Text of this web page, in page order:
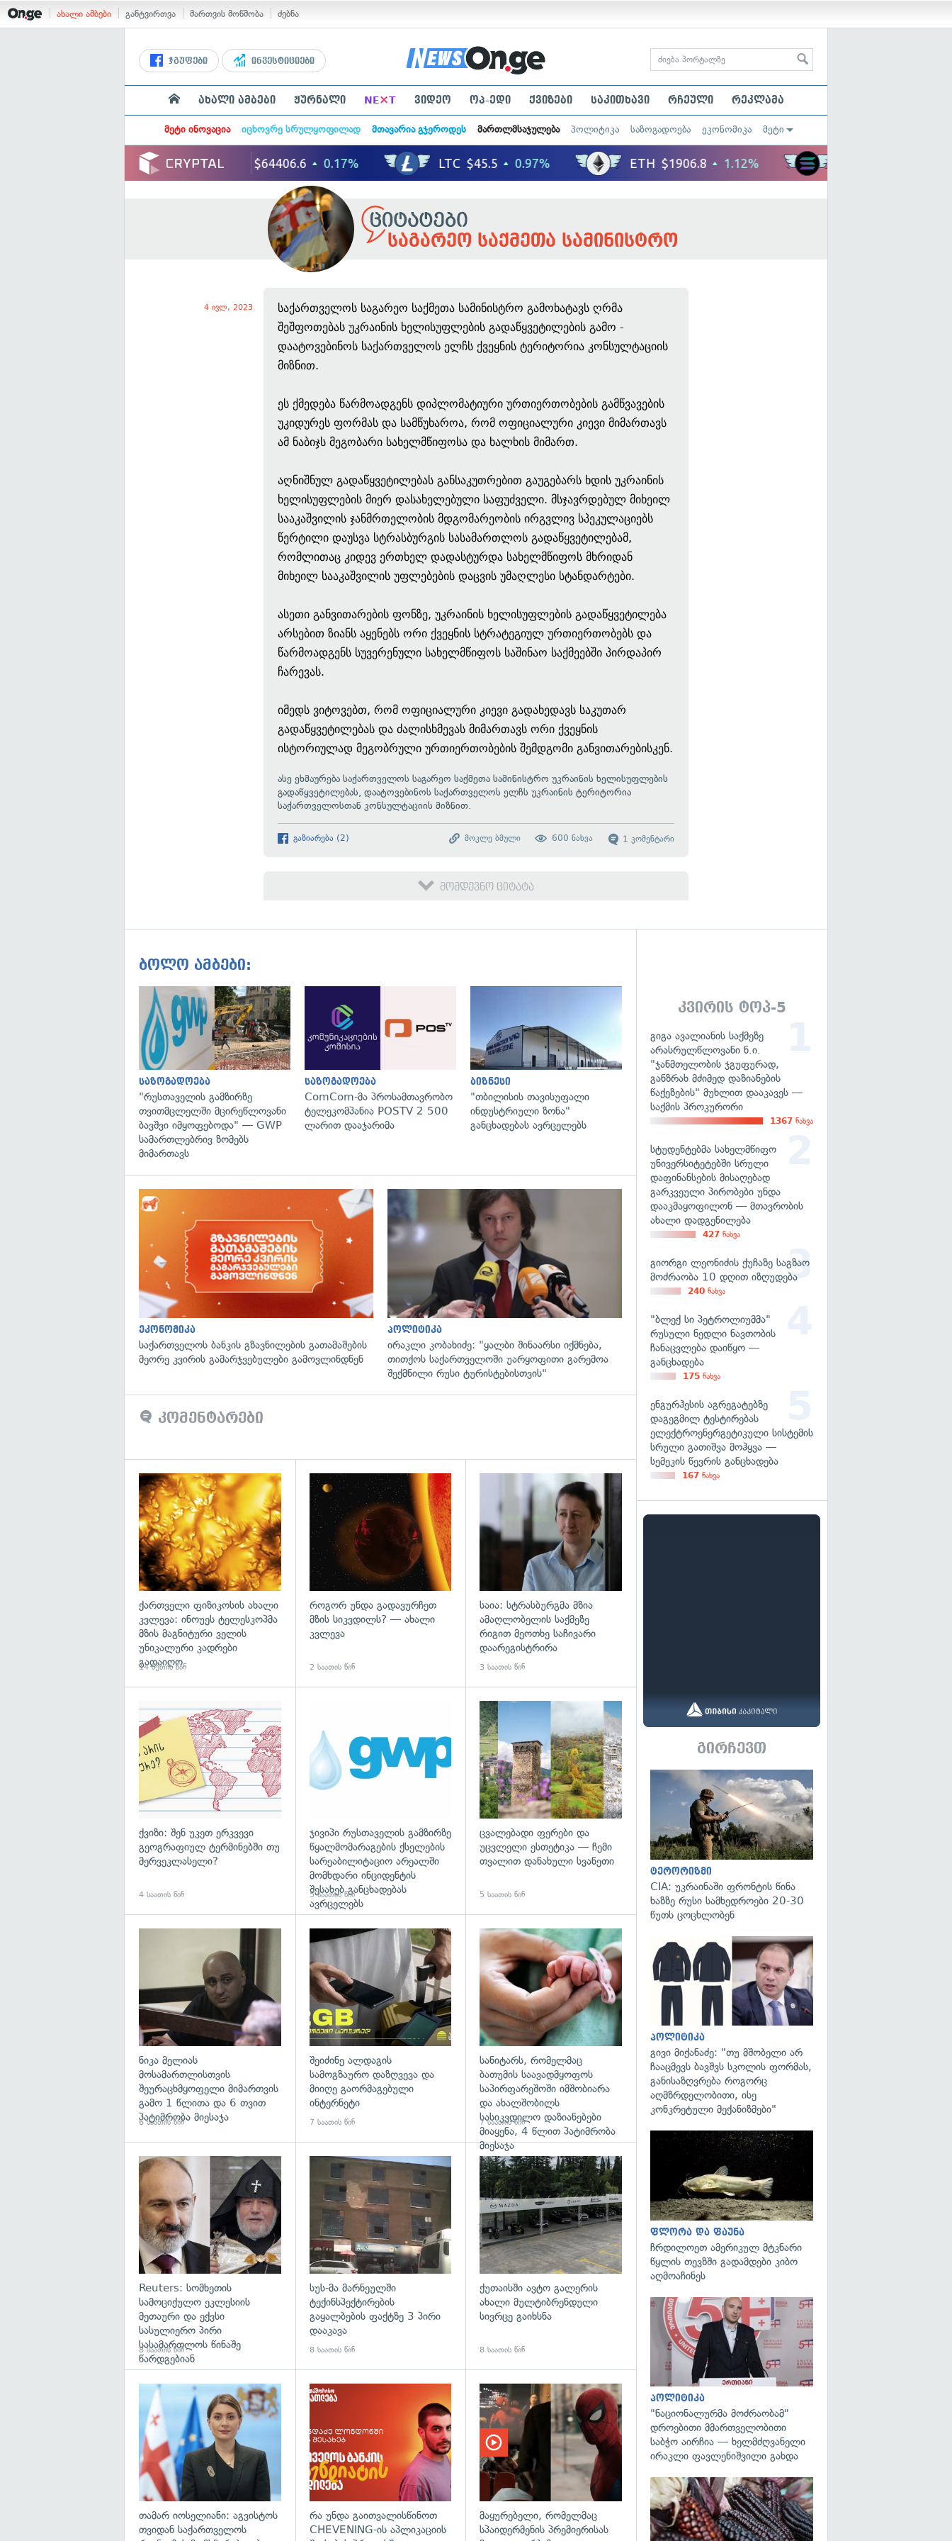
ახალი ამბები განტვირთვა მართვის მოწმობა ძებნა
ჯგუფები ინვესტიციები
ახალი ამბები ჟურნალი NE×T ვიდეო ოპ-ედი ქვიზები საკითხავი რჩეული რეკლამა
მეტი ინოვაცია იცხოვრე სრულყოფილად მთავარია გჯეროდეს მართლმსაჯულება პოლიტიკა საზოგადოება ეკონომიკა მეტი
საგარეო საქმეთა სამინისტრო
4 ივლ, 2023
საქართველოს საგარეო საქმეთა სამინისტრო გამოხატავს ღრმა
შეშფოთებას უკრაინის ხელისუფლების გადაწყვეტილების გამო -
დაატოვებინოს საქართველოს ელჩს ქვეყნის ტერიტორია კონსულტაციის
მიზნით.
ეს ქმედება წარმოადგენს დიპლომატიური ურთიერთობების გამწვავების
უკიდურეს ფორმას და სამწუხაროა, რომ ოფიციალური კიევი მიმართავს
ამ ნაბიჯს მეგობარი სახელმწიფოსა და ხალხის მიმართ.
აღნიშნულ გადაწყვეტილებას განსაკუთრებით გაუგებარს ხდის უკრაინის
ხელისუფლების მიერ დასახელებული საფუძველი. მსჯავრდებულ მიხეილ
სააკაშვილის ჯანმრთელობის მდგომარეობის ირგვლივ სპეკულაციებს
წერტილი დაუსვა სტრასბურგის სასამართლოს გადაწყვეტილებამ,
რომლითაც კიდევ ერთხელ დადასტურდა სახელმწიფოს მხრიდან
მიხეილ სააკაშვილის უფლებების დაცვის უმაღლესი სტანდარტები.
ასეთი განვითარების ფონზე, უკრაინის ხელისუფლების გადაწყვეტილება
არსებით ზიანს აყენებს ორი ქვეყნის სტრატეგიულ ურთიერთობებს და
წარმოადგენს სუვერენული სახელმწიფოს საშინაო საქმეებში პირდაპირ
ჩარევას.
იმედს ვიტოვებთ, რომ ოფიციალური კიევი გადახედავს საკუთარ
გადაწყვეტილებას და ძალისხმევას მიმართავს ორი ქვეყნის
ისტორიულად მეგობრული ურთიერთობების შემდგომი განვითარებისკენ.
ასე ეხმაურება საქართველოს საგარეო საქმეთა სამინისტრო უკრაინის ხელისუფლების
გადაწყვეტილებას, დაატოვებინოს საქართველოს ელჩს უკრაინის ტერიტორია
საქართველოსთან კონსულტაციის მიზნით.
გაზიარება (2) 1 კომენტარი
600 ნახვა
მოკლე ბმული
მომდევნო ციტატა
ბოლო ამბები:
საზოგადოება
"რუსთაველის გამზირზე
თვითმცლელში მცირეწლოვანი
ბავშვი იმყოფებოდა" — GWP
სამართლებრივ ზომებს
მიმართავს
საზოგადოება
ComCom-მა პროსამთავრობო
ტელეკომპანია POSTV 2 500
ლარით დააჯარიმა
გადახედვა
ბიზნესი
"თბილისის თავისუფალი
ინდუსტრიული ზონა"
განცხადებას ავრცელებს
ეკონომიკა
საქართველოს ბანკის გზავნილების გათამაშების
მეორე კვირის გამარჯვებულები გამოვლინდნენ
გადახედვა
პოლიტიკა
ირაკლი კობახიძე: "ყალბი შინაარსი იქმნება,
თითქოს საქართველოში უარყოფითი გარემოა
შექმნილი რუსი ტურისტებისთვის"
კომენტარები
გადახედვა
ქართველი ფიზიკოსის ახალი
კვლევა: ინოუეს ტელესკოპმა
მზის მაგნიტური ველის
უნიკალური კადრები
გადაიღო
14 წუთის წინ
როგორ უნდა გადავურჩეთ
მზის სიკვდილს? — ახალი
კვლევა
2 საათის წინ
საია: სტრასბურგმა მზია
ამაღლობელის საქმეზე
რიგით მეოთხე საჩივარი
დაარეგისტრირა
3 საათის წინ
ქვიზი: შენ უკეთ ერკვევი
გეოგრაფიულ ტერმინებში თუ
მერვეკლასელი?
4 საათის წინ
ჯივიპი რუსთაველის გამზირზე
წყალმომარაგების ქსელების
სარეაბილიტაციო არეალში
მომხდარი ინციდენტის
შესახებ განცხადებას
ავრცელებს
5 საათის წინ
გადახედვა
ცვალებადი ფერები და
უცვლელი ესთეტიკა — ჩემი
თვალით დანახული სვანეთი
5 საათის წინ
გადახედვა
ნიკა მელიას
მოსამართლისთვის
შეურაცხმყოფელი მიმართვის
გამო 1 წლითა და 6 თვით
პატიმრობა მიესაჯა
6 საათის წინ
შეიძინე ალდაგის
სამოგზაურო დაზღვევა და
მიიღე გაორმაგებული
ინტერნეტი
7 საათის წინ
გადახედვა
სანიტარს, რომელმაც
ბათუმის საავადმყოფოს
საპირფარეშოში იმშობიარა
და ახალშობილს
სასიკვდილო დაზიანებები
მიაყენა, 4 წლით პატიმრობა
მიესაჯა
7 საათის წინ
Reuters: სომხეთის
სამოციქულო ეკლესიის
მეთაური და ექვსი
სასულიერო პირი
სასამართლოს წინაშე
წარდგებიან
8 საათის წინ
გადახედვა
სუს-მა მარნეულში
ტექინსპექტირების
გაყალბების ფაქტზე 3 პირი
დააკავა
8 საათის წინ
ქუთაისში ავტო გალერის
ახალი მულტიბრენდული
სივრცე გაიხსნა
8 საათის წინ
გადახედვა
თამარ იოსელიანი: აგვისტოს
თვიდან საქართველოს
რა უნდა გაითვალისწინოთ
CHEVENING-ის აპლიკაციის
მაყურებელი, რომელმაც
სპაიდერმენის პრემიერისას
კვირის ტოპ-5
გიგა ავალიანის საქმეზე
არასრულწლოვანი ნ.ი.
"ჯანმთელობის ჯგუფურად,
განზრახ მძიმედ დაზიანების
წაქეზების" მუხლით დააკავეს —
საქმის პროკურორი
1367 ნახვა
სტუდენტებმა სახელმწიფო
უნივერსიტეტებში სრული
დაფინანსების მისაღებად
გარკვეული პირობები უნდა
დააკმაყოფილონ — მთავრობის
ახალი დადგენილება
427 ნახვა
გიორგი ლეონიძის ქუჩაზე საგზაო
მოძრაობა 10 დღით იზღუდება
240 ნახვა
"ბლექ სი პეტროლიუმმა"
რუსული ნედლი ნავთობის
ჩანაცვლება დაიწყო —
განცხადება
175 ნახვა
ენგურჰესის აგრეგატებზე
დაგეგმილ ტესტირებას
ელექტროენერგეტიკული სისტემის
სრული გათიშვა მოჰყვა —
სემეკის წევრის განცხადება
167 ნახვა
გირჩევთ
ტერორიზმი
CIA: უკრაინაში ფრონტის წინა
ხაზზე რუსი სამხედროები 20-30
წუთს ცოცხლობენ
პოლიტიკა
გივი მიქანაძე: "თუ მშობელი არ
ჩააცმევს ბავშვს სკოლის ფორმას,
განისაზღვრება როგორც
აღმზრდელობითი, ისე
კონკრეტული მექანიზმები"
ფლორა და ფაუნა
ჩრდილოეთ ამერიკულ მტკნარი
წყლის თევზში გადამდები კიბო
აღმოაჩინეს
პოლიტიკა
"ნაციონალურმა მოძრაობამ"
დროებითი მმართველობითი
საბჭო აირჩია — ხელმძღვანელი
ირაკლი ფავლენიშვილი გახდა